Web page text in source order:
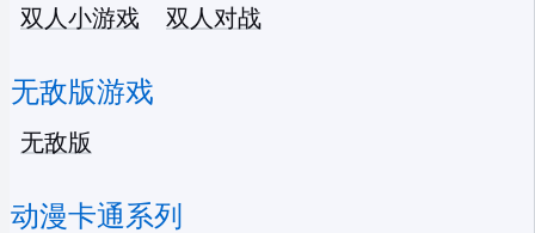
双人小游戏 双人对战
无敌版游戏
无敌版
动漫卡通系列